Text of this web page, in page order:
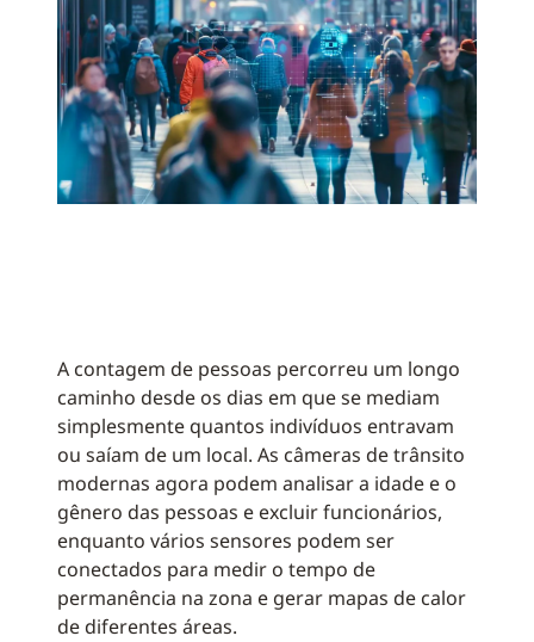
A contagem de pessoas percorreu um longo
caminho desde os dias em que se mediam
simplesmente quantos indivíduos entravam
ou saíam de um local. As câmeras de trânsito
modernas agora podem analisar a idade e o
gênero das pessoas e excluir funcionários,
enquanto vários sensores podem ser
conectados para medir o tempo de
permanência na zona e gerar mapas de calor
de diferentes áreas.